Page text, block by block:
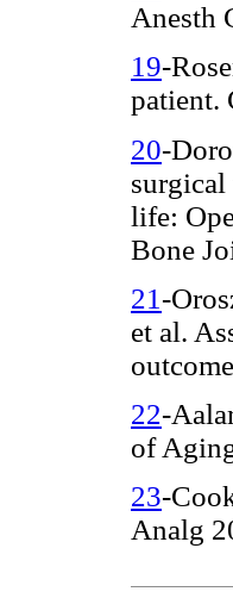
Anesth
19-
patient.
20-
life:
Bone
21 -
et al.
22-
of
23-
Analg